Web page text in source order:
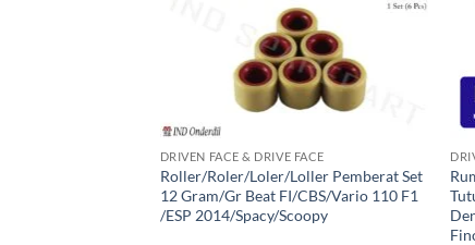
DRIVEN FACE & DRIVE FACE
Roller/Roler/Loler/Loller Pemberat Set
12 Gram/Gr Beat FI/CBS/Vario 110 F1
/ESP 2014/Spacy/Scoopy